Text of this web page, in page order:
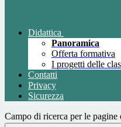
Didattica
Panoramica
Offerta formativa
I progetti delle
Contatti
Privacy
Sicurezza
Campo di ricerca per le pagine